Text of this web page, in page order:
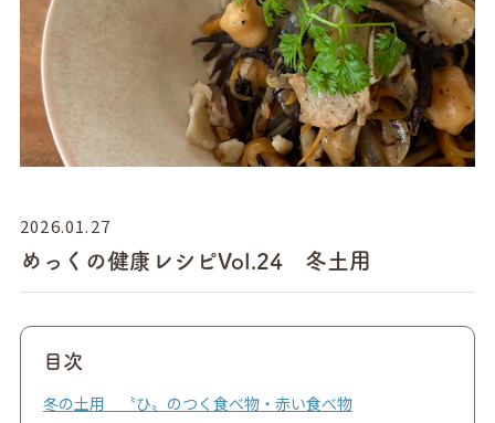
2026.01.27
めっくの健康レシピVol.24 冬土用
目次
冬の土用 〝ひ〟のつく食べ物・赤い食べ物